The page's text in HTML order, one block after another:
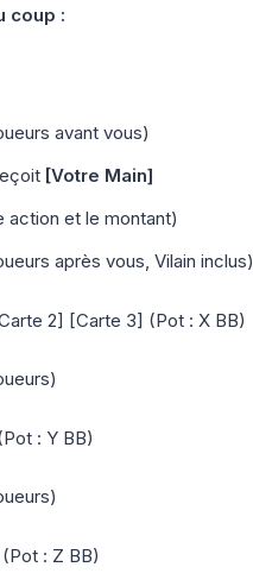
coup :
avant vous)
[Votre Main]
action et le montant)
après vous, Vilain inclus)
2] [Carte 3] (Pot : X BB)
: Y BB)
: Z BB)